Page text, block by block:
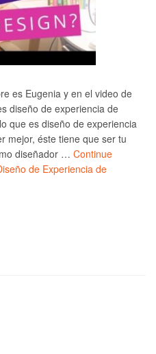
es Eugenia y en el video de
diseño de experiencia de
que es diseño de experiencia
mejor, éste tiene que ser tu
diseñador … Continue
de Experiencia de